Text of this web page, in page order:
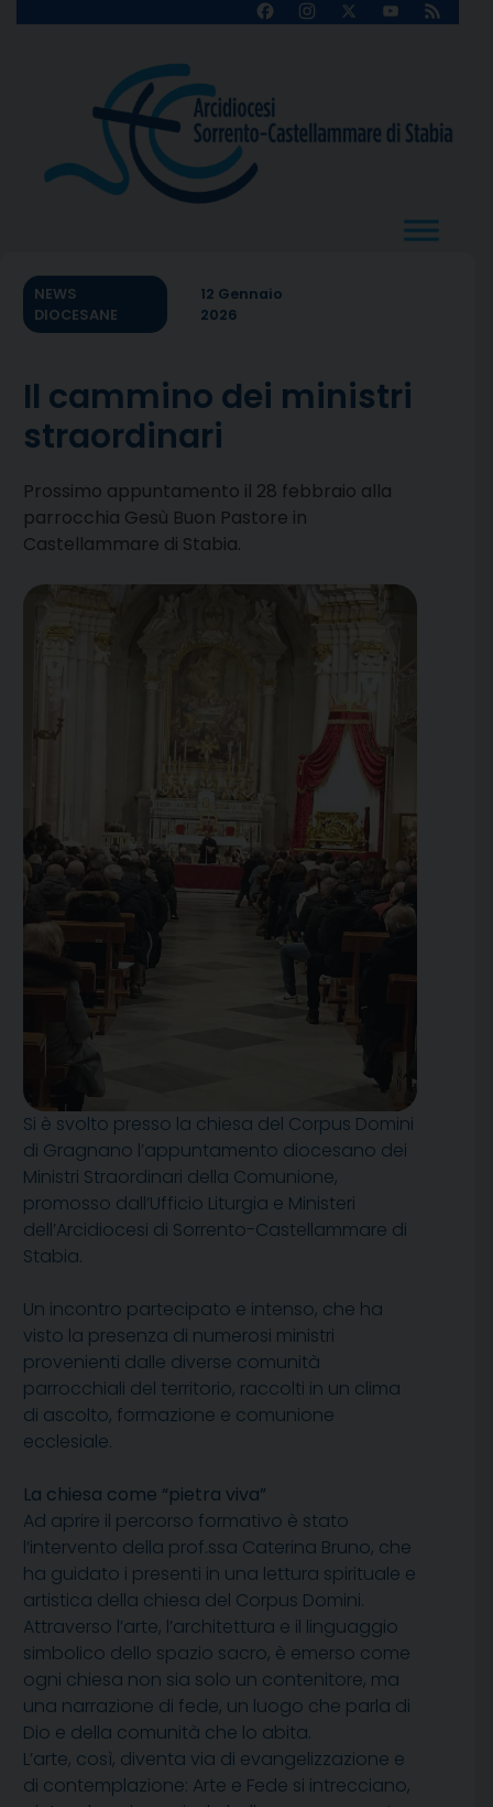
FacebookInstagram
X
YouTube
Feed
NEWS
DIOCESANE
12 Gennaio
2026
Il cammino dei ministri
straordinari
Prossimo appuntamento il 28 febbraio alla
parrocchia Gesù Buon Pastore in
Castellammare di Stabia.
Si è svolto presso la chiesa del Corpus Domini
di Gragnano l’appuntamento diocesano dei
Ministri Straordinari della Comunione,
promosso dall’Ufficio Liturgia e Ministeri
dell’Arcidiocesi di Sorrento-Castellammare di
Stabia.
Un incontro partecipato e intenso, che ha
visto la presenza di numerosi ministri
provenienti dalle diverse comunità
parrocchiali del territorio, raccolti in un clima
di ascolto, formazione e comunione
ecclesiale.
La chiesa come “pietra viva”
Ad aprire il percorso formativo è stato
l’intervento della prof.ssa Caterina Bruno, che
ha guidato i presenti in una lettura spirituale e
artistica della chiesa del Corpus Domini.
Attraverso l’arte, l’architettura e il linguaggio
simbolico dello spazio sacro, è emerso come
ogni chiesa non sia solo un contenitore, ma
una narrazione di fede, un luogo che parla di
Dio e della comunità che lo abita.
L’arte, così, diventa via di evangelizzazione e
di contemplazione: Arte e Fede si intrecciano,